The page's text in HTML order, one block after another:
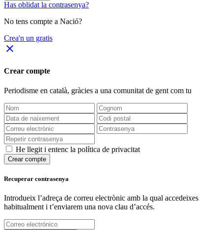
Has oblidat la contrasenya?
No tens compte a Nació?
Crea'n un gratis
close
Crear compte
Periodisme en català, gràcies a una comunitat de gent com tu
He llegit i entenc la política de privacitat
Crear compte
Recuperar contrasenya
Introdueix l’adreça de correu electrònic amb la qual accedeixes
habitualment i t’enviarem una nova clau d’accés.